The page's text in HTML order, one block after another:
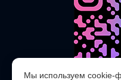
Мы используем cookie-